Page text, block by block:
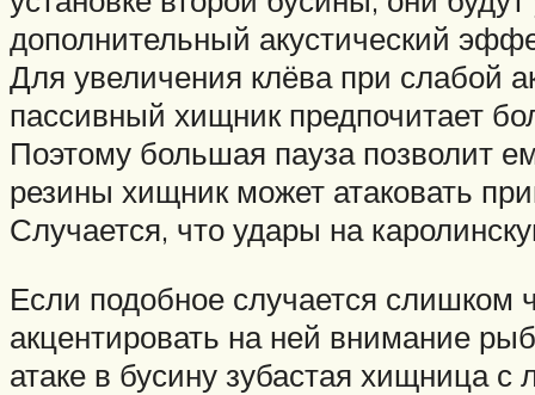
дополнительный акустический
Для увеличения клёва при слабой
пассивный хищник предпочитает
Поэтому большая пауза позволит
резины хищник может атаковать
Случается, что удары на
Если подобное случается слишком
акцентировать на ней внимание
атаке в бусину зубастая хищница с